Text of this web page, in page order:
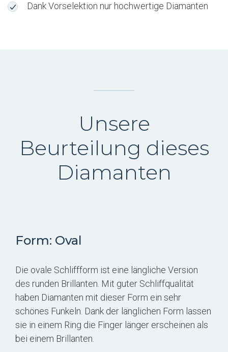
Dank Vorselektion nur hochwertige Diamanten
Unsere
Beurteilung dieses
Diamanten
Form: Oval
Die ovale Schliffform ist eine längliche Version
des runden Brillanten. Mit guter Schliffqualität
haben Diamanten mit dieser Form ein sehr
schönes Funkeln. Dank der länglichen Form lassen
sie in einem Ring die Finger länger erscheinen als
bei einem Brillanten.